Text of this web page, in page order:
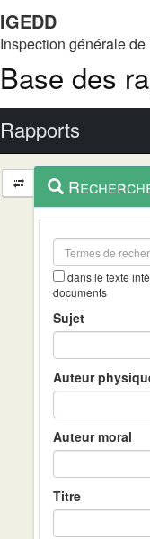
IGEDD
Inspection générale
Base des
Rapports
Navigation
et
outils
contextuel
dans le texte
documents
Sujet
Auteur
Auteur moral
Titre